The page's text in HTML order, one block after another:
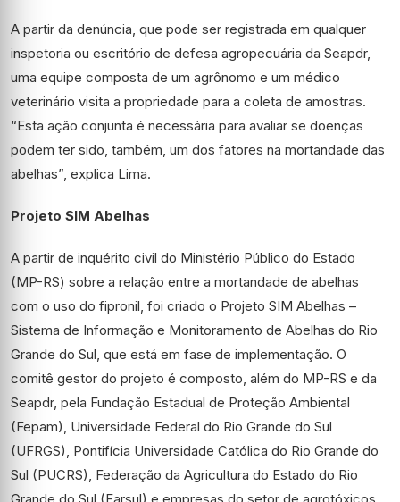
A partir da denúncia, que pode ser registrada em qualquer
inspetoria ou escritório de defesa agropecuária da Seapdr,
uma equipe composta de um agrônomo e um médico
veterinário visita a propriedade para a coleta de amostras.
“Esta ação conjunta é necessária para avaliar se doenças
podem ter sido, também, um dos fatores na mortandade das
abelhas”, explica Lima.
Projeto SIM Abelhas
A partir de inquérito civil do Ministério Público do Estado
(MP-RS) sobre a relação entre a mortandade de abelhas
com o uso do fipronil, foi criado o Projeto SIM Abelhas –
Sistema de Informação e Monitoramento de Abelhas do Rio
Grande do Sul, que está em fase de implementação. O
comitê gestor do projeto é composto, além do MP-RS e da
Seapdr, pela Fundação Estadual de Proteção Ambiental
(Fepam), Universidade Federal do Rio Grande do Sul
(UFRGS), Pontifícia Universidade Católica do Rio Grande do
Sul (PUCRS), Federação da Agricultura do Estado do Rio